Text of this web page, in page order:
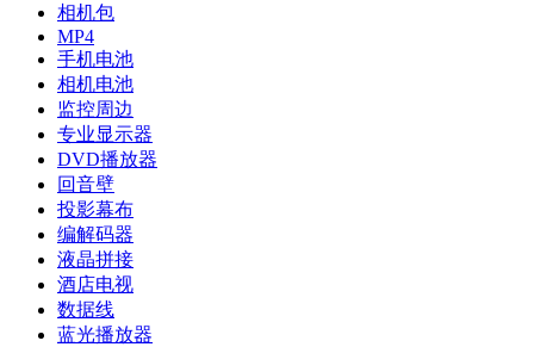
相机包
MP4
手机电池
相机电池
监控周边
专业显示器
DVD播放器
回音壁
投影幕布
编解码器
液晶拼接
酒店电视
数据线
蓝光播放器